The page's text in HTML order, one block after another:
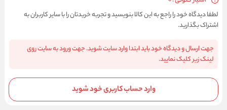
لطفا دیدگاه خود را راجع به این کالا بنویسید و تجربه خریدتان را با سایر کاربران به
اشتراک بگذارید.
جهت ارسال و دیدگاه خود باید ابتدا وارد سایت شوید. جهت ورود به سایت روی
لینک زیر کلیک نمایید.
وارد حساب کاربری خود شوید